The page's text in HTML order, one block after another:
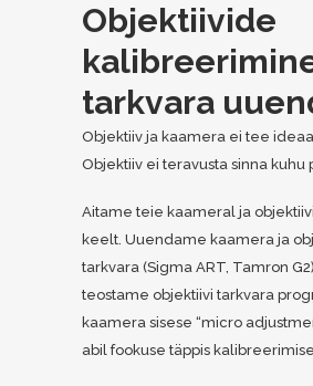
Objektiivide
tarkvara
Objektiiv ja kaamera ei tee
Objektiiv ei teravusta sinna kuhu
Aitame teie kaameral ja
keelt. Uuendame kaamera ja
tarkvara (Sigma ART, Tamron
teostame objektiivi tarkvara
kaamera sisese “micro
abil fookuse täppis